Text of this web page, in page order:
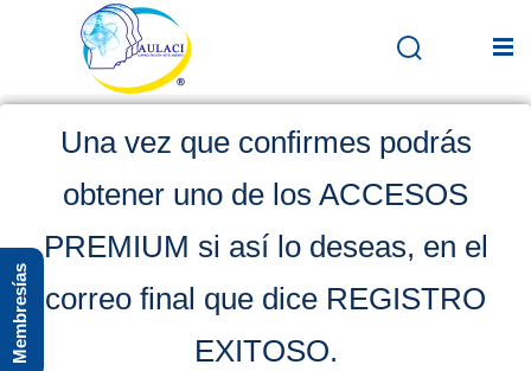
Una vez que confirmes podrás
obtener uno de los ACCESOS
PREMIUM si así lo deseas, en el
correo final que dice REGISTRO
EXITOSO.
Membresías